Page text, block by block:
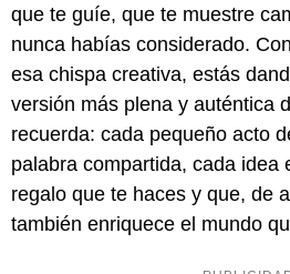
que te guíe, que te muestre
nunca habías considerado.
esa chispa creativa, estás
versión más plena y auténtica
recuerda: cada pequeño acto
palabra compartida, cada idea
regalo que te haces y que, de
también enriquece el mundo